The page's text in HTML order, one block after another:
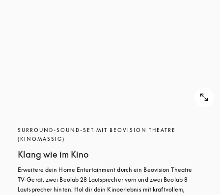
SURROUND-SOUND-SET MIT BEOVISION THEATRE
(KINOMÄSSIG)
Klang wie im Kino
Erweitere dein Home Entertainment durch ein Beovision Theatre
TV-Gerät, zwei Beolab 28 Lautsprecher vorn und zwei Beolab 8
Lautsprecher hinten. Hol dir dein Kinoerlebnis mit kraftvollem,